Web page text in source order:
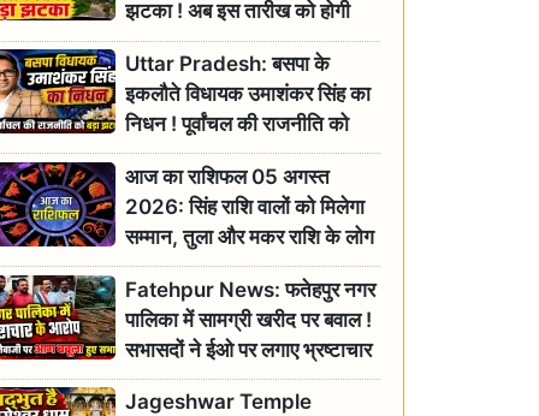
झटका ! अब इस तारीख को होगी
सुनवाई
Uttar Pradesh: बसपा के
इकलौते विधायक उमाशंकर सिंह का
निधन ! पूर्वांचल की राजनीति को
बड़ा झटका, योगी ने जताया दुःख
आज का राशिफल 05 अगस्त
2026: सिंह राशि वालों को मिलेगा
सम्मान, तुला और मकर राशि के लोग
रहें सतर्क
Fatehpur News: फतेहपुर नगर
पालिका में सामग्री खरीद पर बवाल !
सभासदों ने ईओ पर लगाए भ्रष्टाचार
के गंभीर आरोप
Jageshwar Temple